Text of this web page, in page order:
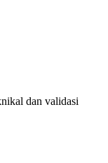
dan validasi